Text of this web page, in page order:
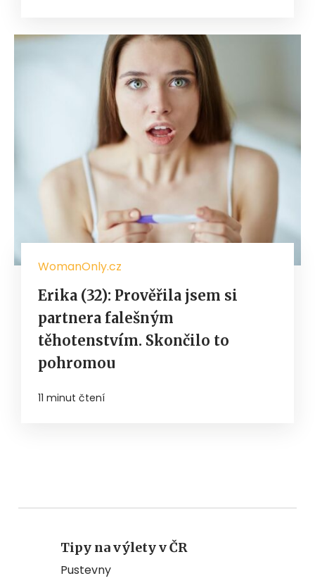
WomanOnly.cz
Erika (32): Prověřila jsem si
partnera falešným
těhotenstvím. Skončilo to
pohromou
11 minut čtení
Tipy na výlety v ČR
Pustevny